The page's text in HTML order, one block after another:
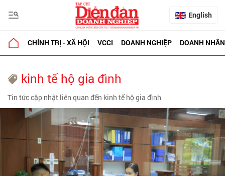
English
CHÍNH TRỊ - XÃ HỘI VCCI DOANH NGHIỆP DOANH NHÂN
kinh tế hộ gia đình
Tin tức cập nhật liên quan đến kinh tế hộ gia đình